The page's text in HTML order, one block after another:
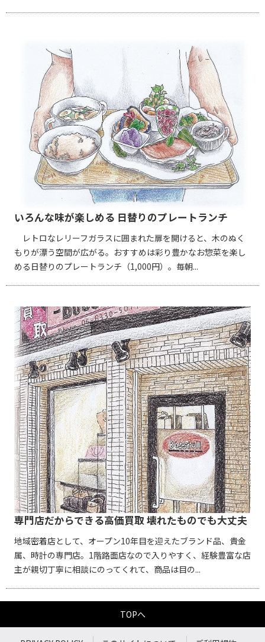
いろんな味が楽しめる 日替りのプレートランチ
レトロなレリーフガラスに囲まれた扉を開けると、木のぬく
もりが漂う空間が広がる。おすすめは彩り豊かなお惣菜を楽し
める日替りのプレートランチ（1,000円）。毎朝...
専門店だからできる高価買取 壊れたものでも大丈夫
地域密着店として、オープン10年目を迎えたブランド品、貴金
属、時計の専門店。1階路面店なので入りやすく、経験豊富な店
主が親切丁寧に相談にのってくれて、商品は目の...
TOPへ